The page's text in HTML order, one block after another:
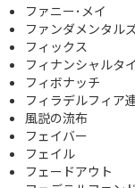
ファニー･メイ
ファンダメンタル
フィックス
フィナンシャルタ
フィボナッチ
フィラデルフィア
風説の流布
フェイバー
フェイル
フェードアウト